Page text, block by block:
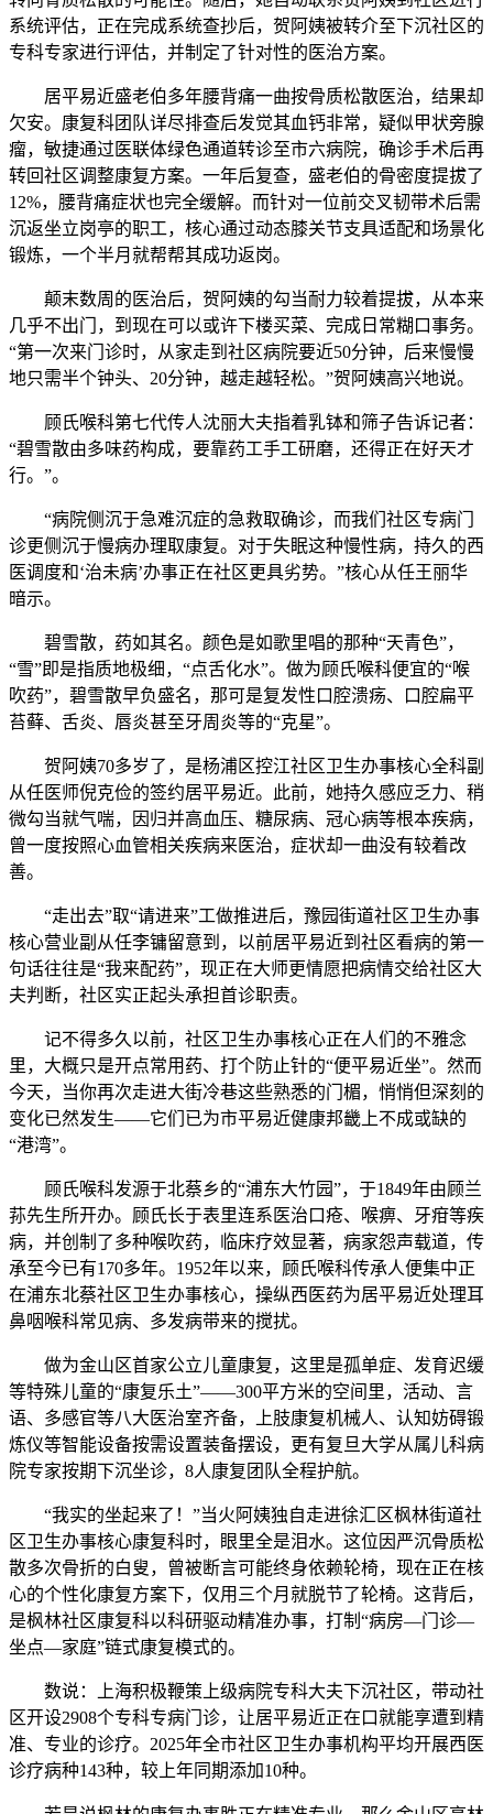
系统评估，正在完成系统查抄后，贺阿姨被转介至下沉社区的
专科专家进行评估，并制定了针对性的医治方案。
居平易近盛老伯多年腰背痛一曲按骨质松散医治，结果却
欠安。康复科团队详尽排查后发觉其血钙非常，疑似甲状旁腺
瘤，敏捷通过医联体绿色通道转诊至市六病院，确诊手术后再
转回社区调整康复方案。一年后复查，盛老伯的骨密度提拔了
12%，腰背痛症状也完全缓解。而针对一位前交叉韧带术后需
沉返坐立岗亭的职工，核心通过动态膝关节支具适配和场景化
锻炼，一个半月就帮帮其成功返岗。
颠末数周的医治后，贺阿姨的勾当耐力较着提拔，从本来
几乎不出门，到现在可以或许下楼买菜、完成日常糊口事务。
“第一次来门诊时，从家走到社区病院要近50分钟，后来慢慢
地只需半个钟头、20分钟，越走越轻松。”贺阿姨高兴地说。
顾氏喉科第七代传人沈丽大夫指着乳钵和筛子告诉记者：
“碧雪散由多味药构成，要靠药工手工研磨，还得正在好天才
行。”。
“病院侧沉于急难沉症的急救取确诊，而我们社区专病门
诊更侧沉于慢病办理取康复。对于失眠这种慢性病，持久的西
医调度和‘治未病’办事正在社区更具劣势。”核心从任王丽华
暗示。
碧雪散，药如其名。颜色是如歌里唱的那种“天青色”，
“雪”即是指质地极细，“点舌化水”。做为顾氏喉科便宜的“喉
吹药”，碧雪散早负盛名，那可是复发性口腔溃疡、口腔扁平
苔藓、舌炎、唇炎甚至牙周炎等的“克星”。
贺阿姨70多岁了，是杨浦区控江社区卫生办事核心全科副
从任医师倪克俭的签约居平易近。此前，她持久感应乏力、稍
微勾当就气喘，因归并高血压、糖尿病、冠心病等根本疾病，
曾一度按照心血管相关疾病来医治，症状却一曲没有较着改
善。
“走出去”取“请进来”工做推进后，豫园街道社区卫生办事
核心营业副从任李镛留意到，以前居平易近到社区看病的第一
句话往往是“我来配药”，现正在大师更情愿把病情交给社区大
夫判断，社区实正起头承担首诊职责。
记不得多久以前，社区卫生办事核心正在人们的不雅念
里，大概只是开点常用药、打个防止针的“便平易近坐”。然而
今天，当你再次走进大街冷巷这些熟悉的门楣，悄悄但深刻的
变化已然发生——它们已为市平易近健康邦畿上不成或缺的
“港湾”。
顾氏喉科发源于北蔡乡的“浦东大竹园”，于1849年由顾兰
荪先生所开办。顾氏长于表里连系医治口疮、喉痹、牙疳等疾
病，并创制了多种喉吹药，临床疗效显著，病家怨声载道，传
承至今已有170多年。1952年以来，顾氏喉科传承人便集中正
在浦东北蔡社区卫生办事核心，操纵西医药为居平易近处理耳
鼻咽喉科常见病、多发病带来的搅扰。
做为金山区首家公立儿童康复，这里是孤单症、发育迟缓
等特殊儿童的“康复乐土”——300平方米的空间里，活动、言
语、多感官等八大医治室齐备，上肢康复机械人、认知妨碍锻
炼仪等智能设备按需设置装备摆设，更有复旦大学从属儿科病
院专家按期下沉坐诊，8人康复团队全程护航。
“我实的坐起来了！”当火阿姨独自走进徐汇区枫林街道社
区卫生办事核心康复科时，眼里全是泪水。这位因严沉骨质松
散多次骨折的白叟，曾被断言可能终身依赖轮椅，现在正在核
心的个性化康复方案下，仅用三个月就脱节了轮椅。这背后，
是枫林社区康复科以科研驱动精准办事，打制“病房—门诊—
坐点—家庭”链式康复模式的。
数说：上海积极鞭策上级病院专科大夫下沉社区，带动社
区开设2908个专科专病门诊，让居平易近正在口就能享遭到精
准、专业的诊疗。2025年全市社区卫生办事机构平均开展西医
诊疗病种143种，较上年同期添加10种。